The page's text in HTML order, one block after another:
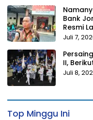
Bank
Resmi
Juli 7,
II,
Juli 8,
Top Minggu Ini